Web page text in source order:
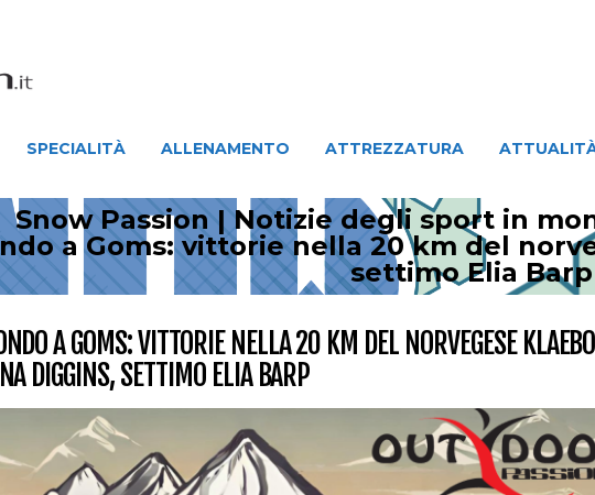
SPECIALITÀ ALLENAMENTO ATTREZZATURA
Snow Passion | Notizie degli sport in
a Goms: vittorie nella 20 km del
settimo Elia Barp
A GOMS: VITTORIE NELLA 20 KM DEL NORVEGESE
DIGGINS, SETTIMO ELIA BARP